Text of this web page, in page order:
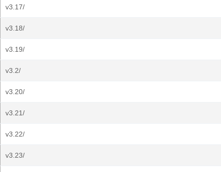
v3.17/
v3.18/
v3.19/
v3.2/
v3.20/
v3.21/
v3.22/
v3.23/